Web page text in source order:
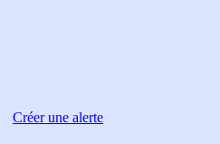
Créer une alerte